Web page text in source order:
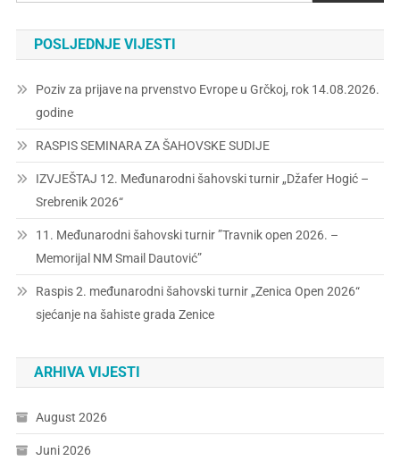
POSLJEDNJE VIJESTI
Poziv za prijave na prvenstvo Evrope u Grčkoj, rok 14.08.2026.
godine
RASPIS SEMINARA ZA ŠAHOVSKE SUDIJE
IZVJEŠTAJ 12. Međunarodni šahovski turnir „Džafer Hogić –
Srebrenik 2026“
11. Međunarodni šahovski turnir ”Travnik open 2026. –
Memorijal NM Smail Dautović”
Raspis 2. međunarodni šahovski turnir „Zenica Open 2026“
sjećanje na šahiste grada Zenice
ARHIVA VIJESTI
August 2026
Juni 2026